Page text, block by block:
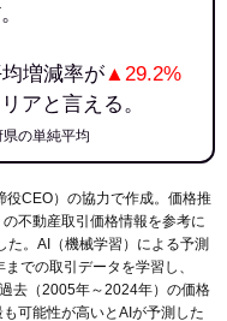
増減率が▲29.2%
アと言える。
の単純平均
CEO）の協力で作成。価格推
の不動産取引価格情報を参考に
。AI（機械学習）による予測
での取引データを学習し、
去（2005年～2024年）の価格
可能性が高いとAIが予測した